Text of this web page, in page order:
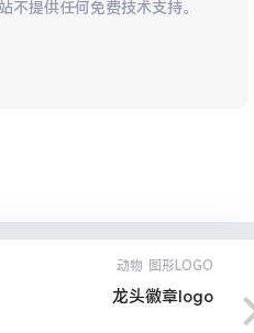
提供任何免费技术支持。
动物 图形LOGO
龙头徽章logo